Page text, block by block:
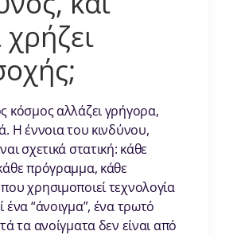
χρήζει
κόσμος αλλάζει γρήγορα,
Η έννοια του κινδύνου,
σχετικά στατική: κάθε
πρόγραμμα, κάθε
χρησιμοποιεί τεχνολογία
ένα “άνοιγμα”, ένα τρωτό
τα ανοίγματα δεν είναι από